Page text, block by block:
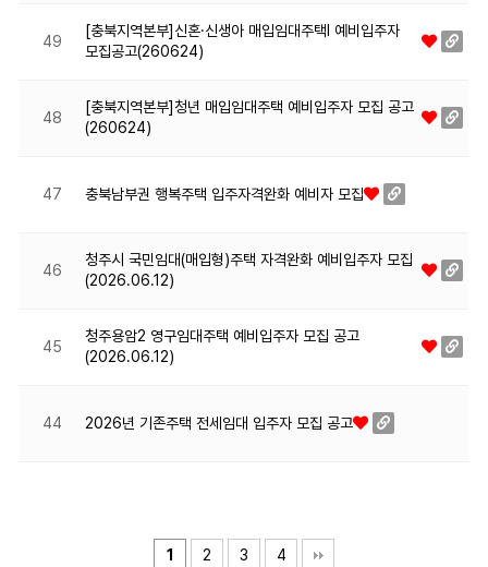
49
[충북지역본부]신혼·신생아 매입임대주택Ⅰ 예비입주자
모집공고(260624)
48
[충북지역본부]청년 매입임대주택 예비입주자 모집 공고
(260624)
47 충북남부권 행복주택 입주자격완화 예비자 모집
46
청주시 국민임대(매입형)주택 자격완화 예비입주자 모집
(2026.06.12)
45
청주용암2 영구임대주택 예비입주자 모집 공고
(2026.06.12)
44 2026년 기존주택 전세임대 입주자 모집 공고
1 2 3 4